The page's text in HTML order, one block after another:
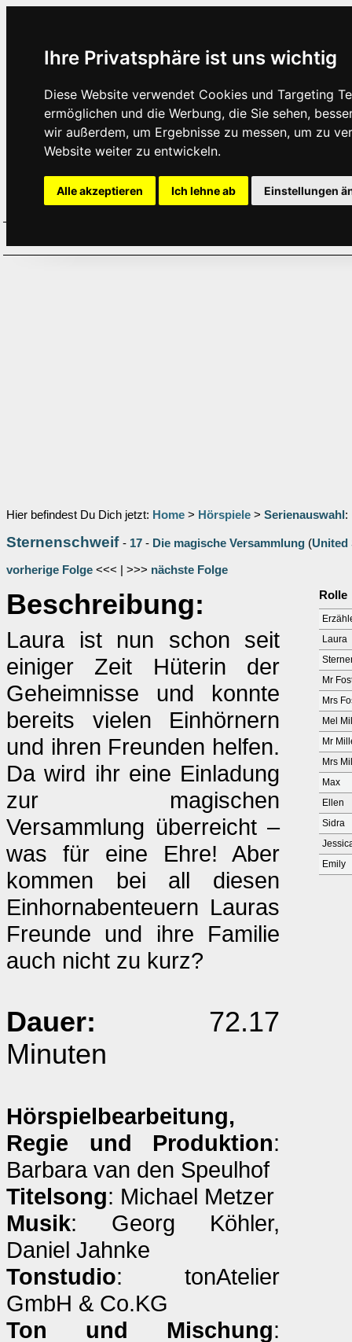
Ihre Privatsphäre ist uns wichtig
Diese Website verwendet Cookies und Targeting
ermöglichen und die Werbung, die Sie sehen,
wir außerdem, um Ergebnisse zu messen, um zu
Website weiter zu entwickeln.
Alle akzeptieren Ich lehne ab Einstellungen
Hier befindest Du Dich jetzt: Home > Hörspiele > Serienauswahl :
Sternenschweif - 17 - Die magische Versammlung (United
vorherige Folge <<< | >>> nächste Folge
Beschreibung:
Laura ist nun schon seit
einiger Zeit Hüterin der
Geheimnisse und konnte
bereits vielen Einhörnern
und ihren Freunden helfen.
Da wird ihr eine Einladung
zur magischen
Versammlung überreicht –
was für eine Ehre! Aber
kommen bei all diesen
Einhornabenteuern Lauras
Freunde und ihre Familie
auch nicht zu kurz?
Dauer: 72.17
Minuten
Hörspielbearbeitung,
Regie und Produktion:
Barbara van den Speulhof
Titelsong: Michael Metzer
Musik: Georg Köhler,
Daniel Jahnke
Tonstudio: tonAtelier
GmbH & Co.KG
Ton und Mischung:
Rolle
Laura
Mr
Mrs
Mel
Mr
Mrs
Max
Ellen
Sidra
Emily